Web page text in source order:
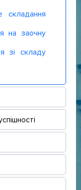
складання
на заочну
зі складу